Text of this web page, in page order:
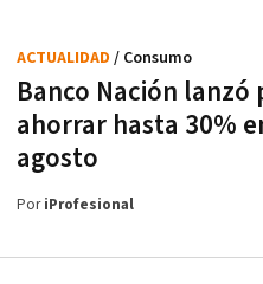
Banco Nación
ahorrar hasta 30%
agosto
ACTUALIDAD / Consumo
PoriProfesional